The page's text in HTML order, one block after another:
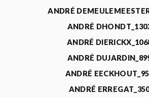
ANDRÉ
ANDRÉ
ANDRÉ
ANDRÉ
ANDRÉ
ANDRÉ